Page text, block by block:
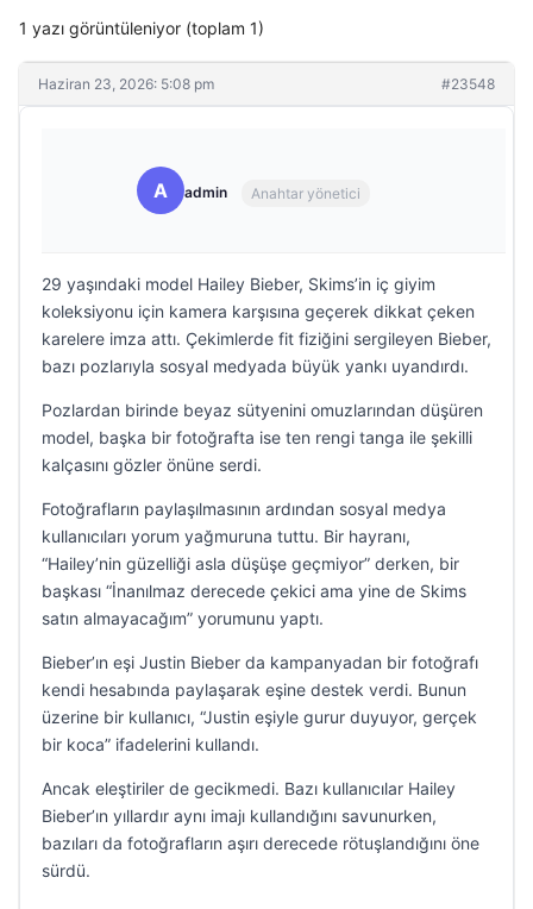
1 yazı görüntüleniyor (toplam 1)
Haziran 23, 2026: 5:08 pm #23548
A admin Anahtar yönetici
29 yaşındaki model Hailey Bieber, Skims’in iç giyim
koleksiyonu için kamera karşısına geçerek dikkat çeken
karelere imza attı. Çekimlerde fit fiziğini sergileyen Bieber,
bazı pozlarıyla sosyal medyada büyük yankı uyandırdı.
Pozlardan birinde beyaz sütyenini omuzlarından düşüren
model, başka bir fotoğrafta ise ten rengi tanga ile şekilli
kalçasını gözler önüne serdi.
Fotoğrafların paylaşılmasının ardından sosyal medya
kullanıcıları yorum yağmuruna tuttu. Bir hayranı,
“Hailey’nin güzelliği asla düşüşe geçmiyor” derken, bir
başkası “İnanılmaz derecede çekici ama yine de Skims
satın almayacağım” yorumunu yaptı.
Bieber’ın eşi Justin Bieber da kampanyadan bir fotoğrafı
kendi hesabında paylaşarak eşine destek verdi. Bunun
üzerine bir kullanıcı, “Justin eşiyle gurur duyuyor, gerçek
bir koca” ifadelerini kullandı.
Ancak eleştiriler de gecikmedi. Bazı kullanıcılar Hailey
Bieber’ın yıllardır aynı imajı kullandığını savunurken,
bazıları da fotoğrafların aşırı derecede rötuşlandığını öne
sürdü.